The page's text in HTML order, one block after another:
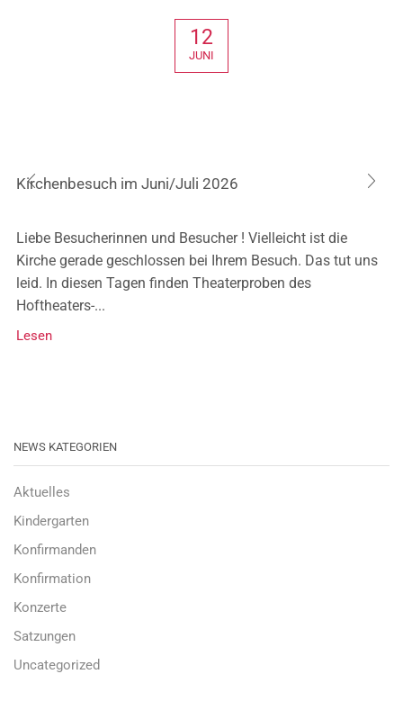
12
JUNI
Kirchenbesuch im Juni/Juli 2026
Liebe Besucherinnen und Besucher ! Vielleicht ist die
Kirche gerade geschlossen bei Ihrem Besuch. Das tut uns
leid. In diesen Tagen finden Theaterproben des
Hoftheaters-...
Lesen
NEWS KATEGORIEN
Aktuelles
Kindergarten
Konfirmanden
Konfirmation
Konzerte
Satzungen
Uncategorized